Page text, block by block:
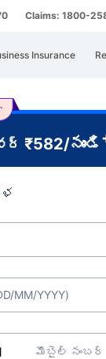
Claims: 1800-
Insurance
₹582/నుండి
YYYY)
మొబైల్ నంబర్